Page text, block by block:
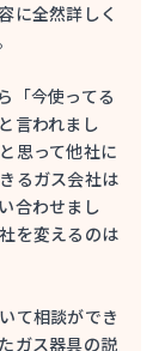
に全然詳しく
「今使ってる
言われまし
思って他社に
るガス会社は
合わせまし
を変えるのは
て相談ができ
ガス器具の説